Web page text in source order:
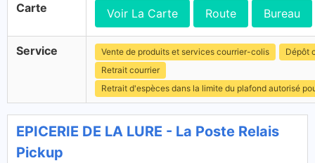
Carte Voir La Carte Route Bureau
Service Vente de produits et services courrier-colis
Dépôt
Retrait courrier
Retrait d'espèces dans la limite du plafond autorisé
EPICERIE DE LA LURE - La Poste Relais
Pickup